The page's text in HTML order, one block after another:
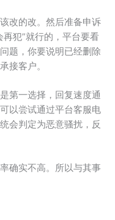
改的改。然后准备申诉
犯”就行的，平台要看
题，你要说明已经删除
接客户。
第一选择，回复速度通
以尝试通过平台客服电
会判定为恶意骚扰，反
确实不高。所以与其事